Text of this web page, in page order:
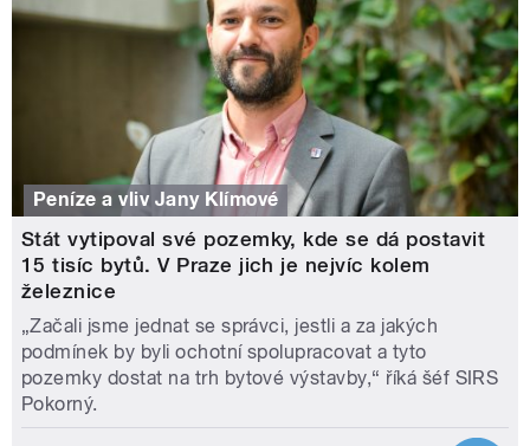
Peníze a vliv Jany Klímové
Stát vytipoval své pozemky, kde se dá postavit
15 tisíc bytů. V Praze jich je nejvíc kolem
železnice
„Začali jsme jednat se správci, jestli a za jakých
podmínek by byli ochotní spolupracovat a tyto
pozemky dostat na trh bytové výstavby,“ říká šéf SIRS
Pokorný.